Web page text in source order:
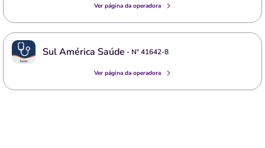
Ver página da operadora
Sul América Saúde - Nº41642-8
Ver página da operadora